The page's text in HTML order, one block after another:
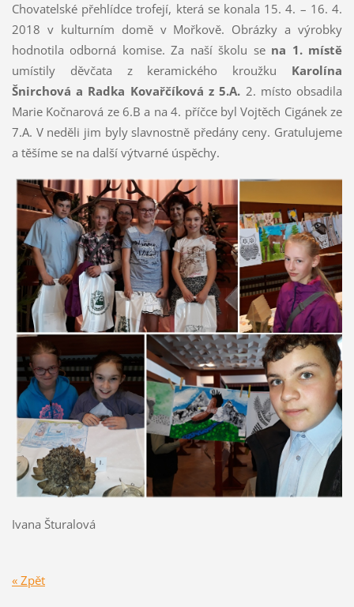
Chovatelské přehlídce trofejí, která se konala 15. 4. – 16. 4.
2018 v kulturním domě v Mořkově. Obrázky a výrobky
hodnotila odborná komise. Za naší školu se na 1. místě
umístily děvčata z keramického kroužku Karolína
Šnirchová a Radka Kovařčíková z 5.A. 2. místo obsadila
Marie Kočnarová ze 6.B a na 4. příčce byl Vojtěch Cigánek ze
7.A. V neděli jim byly slavnostně předány ceny. Gratulujeme
a těšíme se na další výtvarné úspěchy.
Ivana Šturalová
« Zpět